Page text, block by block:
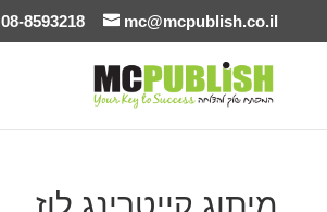
08-8593218 mc@mcpublish.co.il